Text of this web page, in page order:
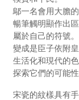
鄔一名會用大膽
暢筆觸明顯作出
屬於自己的符號
變成是臣子依附
生活化和現代的
探索它們的可能
宋瓷的紋樣具有